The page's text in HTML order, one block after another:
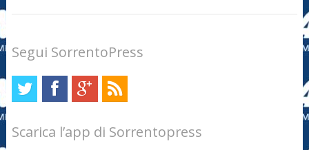
Segui SorrentoPress
Scarica l’app di Sorrentopress